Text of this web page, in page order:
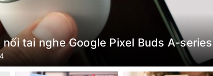
tai nghe Google Pixel Buds A-series